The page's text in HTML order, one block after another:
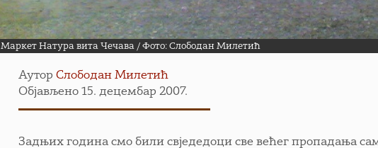
Маркет Натура вита Чечава / Фото: Слободан Милетић
АуторСлободан Милетић
Објављено 15. децембар 2007.
Задњих година смо били свједедоци све већег пропадања